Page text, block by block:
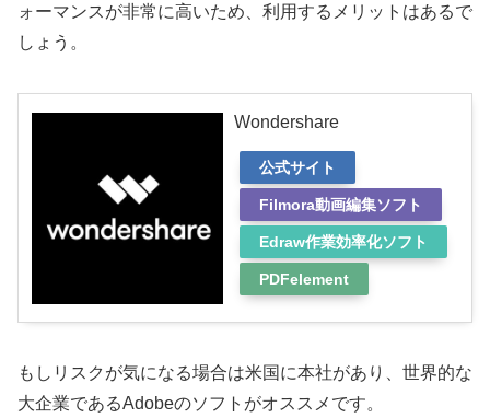
ォーマンスが非常に高いため、利用するメリットはあるで
しょう。
Wondershare
公式サイト
Filmora動画編集ソフト
Edraw作業効率化ソフト
PDFelement
もしリスクが気になる場合は米国に本社があり、世界的な
大企業であるAdobeのソフトがオススメです。